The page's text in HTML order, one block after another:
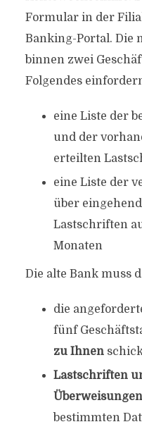
Formular in der
Banking-Portal. Die
binnen zwei
Folgendes
eine Liste der
und der
erteilten
eine Liste der
über
Lastschriften
Monaten
Die alte Bank muss
die
fünf
zu Ihnen
Lastschriften
Überweisungen
bestimmten